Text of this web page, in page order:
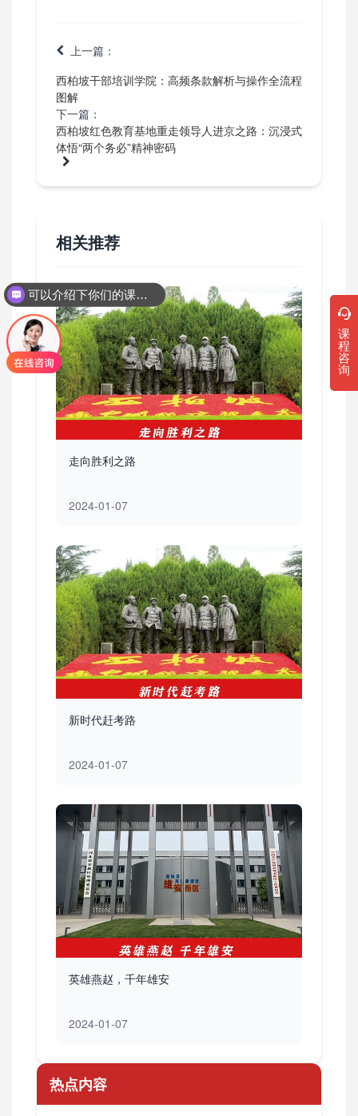
上一篇：
西柏坡干部培训学院：高频条款解析与操作全流程
图解
下一篇：
西柏坡红色教育基地重走领导人进京之路：沉浸式
体悟“两个务必”精神密码
相关推荐
走向胜利之路
2024-01-07
新时代赶考路
2024-01-07
英雄燕赵，千年雄安
2024-01-07
热点内容
课
程
咨
询
可以介绍下你们的课程吗？